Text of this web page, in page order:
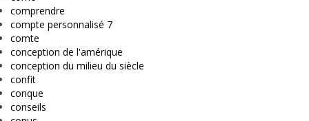
comprendre
compte personnalisé 7
comte
conception de l'amérique
conception du milieu du siècle
confit
conque
conseils